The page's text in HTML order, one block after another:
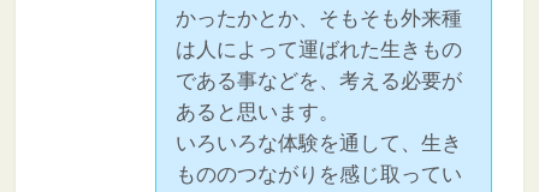
かったかとか、そもそも外来種
は人によって運ばれた生きもの
である事などを、考える必要が
あると思います。
いろいろな体験を通して、生き
もののつながりを感じ取ってい